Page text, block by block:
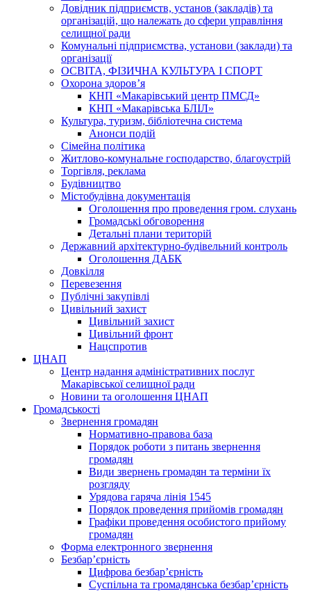
Довідник підприємств, установ (закладів) та
організацій, що належать до сфери управління
селищної ради
Комунальні підприємства, установи (заклади) та
організації
ОСВІТА, ФІЗИЧНА КУЛЬТУРА І СПОРТ
Охорона здоров’я
КНП «Макарівський центр ПМСД»
КНП «Макарівська БЛІЛ»
Культура, туризм, бібліотечна система
Анонси подій
Сімейна політика
Житлово-комунальне господарство, благоустрій
Торгівля, реклама
Будівництво
Містобудівна документація
Оголошення про проведення гром. слухань
Громадські обговорення
Детальні плани територій
Державний архітектурно-будівельний контроль
Оголошення ДАБК
Довкілля
Перевезення
Публічні закупівлі
Цивільний захист
Цивільний захист
Цивільний фронт
Нацспротив
ЦНАП
Центр надання адміністративних послуг
Макарівської селищної ради
Новини та оголошення ЦНАП
Громадськості
Звернення громадян
Нормативно-правова база
Порядок роботи з питань звернення
громадян
Види звернень громадян та терміни їх
розгляду
Урядова гаряча лінія 1545
Порядок проведення прийомів громадян
Графіки проведення особистого прийому
громадян
Форма електронного звернення
Безбар’єрність
Цифрова безбар’єрність
Суспільна та громадянська безбар’єрність